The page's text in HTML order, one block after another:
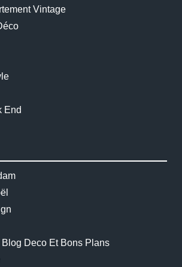
Vintage
End
Deco Et Bons Plans